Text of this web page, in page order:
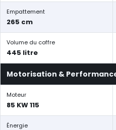
Empattement
265 cm
Volume du coffre
445 litre
Motorisation &
Moteur
85 KW 115
Énergie